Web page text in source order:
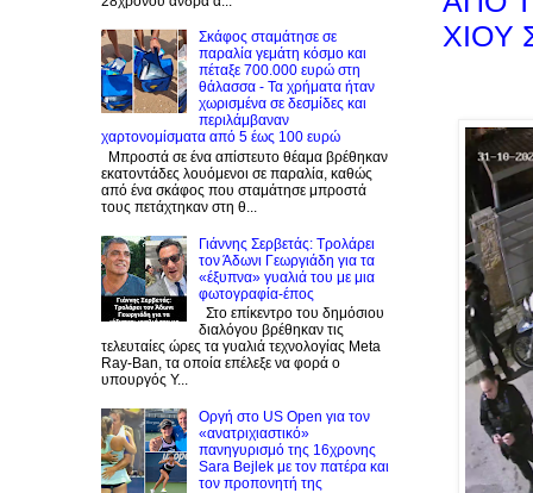
XIOY
Σκάφος σταμάτησε σε
παραλία γεμάτη κόσμο και
πέταξε 700.000 ευρώ στη
θάλασσα - Τα χρήματα ήταν
χωρισμένα σε δεσμίδες και
περιλάμβαναν
χαρτονομίσματα από 5 έως 100 ευρώ
Μπροστά σε ένα απίστευτο θέαμα βρέθηκαν
εκατοντάδες λουόμενοι σε παραλία, καθώς
από ένα σκάφος που σταμάτησε μπροστά
τους πετάχτηκαν στη θ...
Γιάννης Σερβετάς: Τρολάρει
τον Άδωνι Γεωργιάδη για τα
«έξυπνα» γυαλιά του με μια
φωτογραφία-έπος
Στο επίκεντρο του δημόσιου
διαλόγου βρέθηκαν τις
τελευταίες ώρες τα γυαλιά τεχνολογίας Meta
Ray-Ban, τα οποία επέλεξε να φορά ο
υπουργός Υ...
Οργή στο US Open για τον
«ανατριχιαστικό»
πανηγυρισμό της 16χρονης
Sara Bejlek με τον πατέρα και
τον προπονητή της